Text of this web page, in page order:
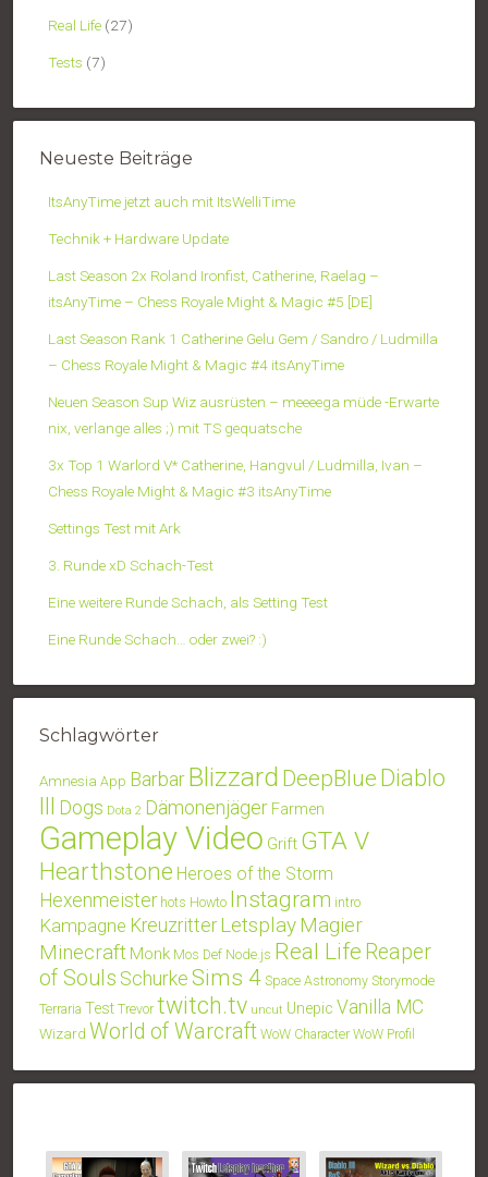
Real Life (27)
Tests (7)
Neueste Beiträge
ItsAnyTime jetzt auch mit ItsWelliTime
Technik + Hardware Update
Last Season 2x Roland Ironfist, Catherine, Raelag –
itsAnyTime – Chess Royale Might & Magic #5 [DE]
Last Season Rank 1 Catherine Gelu Gem / Sandro / Ludmilla
– Chess Royale Might & Magic #4 itsAnyTime
Neuen Season Sup Wiz ausrüsten – meeeega müde -Erwarte
nix, verlange alles ;) mit TS gequatsche
3x Top 1 Warlord V* Catherine, Hangvul / Ludmilla, Ivan –
Chess Royale Might & Magic #3 itsAnyTime
Settings Test mit Ark
3. Runde xD Schach-Test
Eine weitere Runde Schach, als Setting Test
Eine Runde Schach… oder zwei? :)
Schlagwörter
Amnesia App BarbarBlizzard DeepBlue Diablo
III Dogs Dota 2 Dämonenjäger Farmen
Gameplay Video Grift GTA V
Hearthstone Heroes of the Storm
Hexenmeister hots Howto Instagram intro
Kampagne Kreuzritter LetsplayMagier
Minecraft Monk Mos Def Node.js Real Life Reaper
of Souls SchurkeSims 4 Space Astronomy Storymode
Terraria Test Trevor twitch.tv uncut Unepic Vanilla MC
Wizard World of Warcraft WoW Character WoW Profil